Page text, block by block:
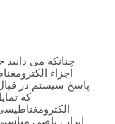
چنانکه می دانید
اجزاء
پاسخ سیستم در
که